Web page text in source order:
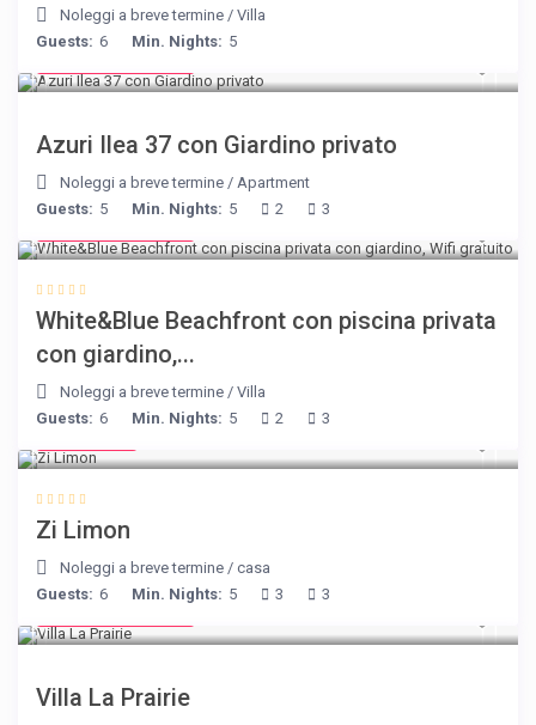
Noleggi a breve termine /Villa
Guests: 6 Min. Nights: 5
Azuri Ilea 37 con Giardino privato
Noleggi a breve termine /Apartment
Guests: 5 Min. Nights: 5 2 3
White&Blue Beachfront con piscina privata
con giardino,...
Noleggi a breve termine /Villa
Guests: 6 Min. Nights: 5 2 3
Zi Limon
Noleggi a breve termine /casa
Guests: 6 Min. Nights: 5 3 3
Villa La Prairie